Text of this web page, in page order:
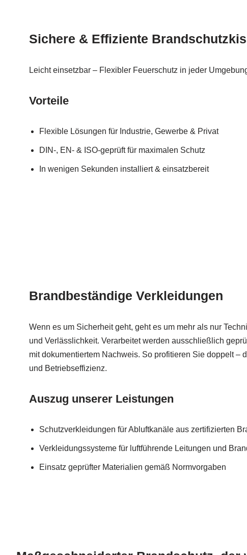
Sichere & Effiziente
Leicht einsetzbar – Flexibler Feuerschutz in jeder
Vorteile
Flexible Lösungen für Industrie, Gewerbe & Privat
DIN-, EN- & ISO-geprüft für maximalen Schutz
In wenigen Sekunden installiert & einsatzbereit
Brandbeständige Verkleidungen
Wenn es um Sicherheit geht, geht es um mehr als nur
und Verlässlichkeit. Verarbeitet werden ausschließlich
mit dokumentiertem Nachweis. So profitieren Sie doppelt –
und Betriebseffizienz.
Auszug unserer Leistungen
Schutzverkleidungen für Abluftkanäle aus zertifizierten
Verkleidungssysteme für luftführende Leitungen und
Einsatz geprüfter Materialien gemäß Normvorgaben